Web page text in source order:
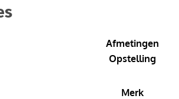
Afmetingen
Opstelling
Merk